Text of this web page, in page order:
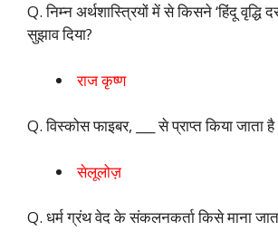
Q. निम्न अर्थशास्त्रियों में से किसने ‘हिंदू वृद्धि
सुझाव दिया?
राज कृष्ण
Q. विस्कोस फाइबर, ___ से प्राप्त किया जाता
सेलूलोज़
Q. धर्म ग्रंथ वेद के संकलनकर्ता किसे माना